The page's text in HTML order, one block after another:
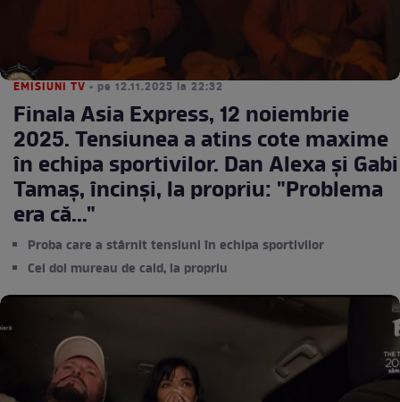
EMISIUNI TV • pe 12.11.2025 la 22:32
Finala Asia Express, 12 noiembrie
2025. Tensiunea a atins cote maxime
în echipa sportivilor. Dan Alexa și Gabi
Tamaș, încinși, la propriu: "Problema
era că..."
Proba care a stârnit tensiuni în echipa sportivilor
Cei doi mureau de cald, la propriu